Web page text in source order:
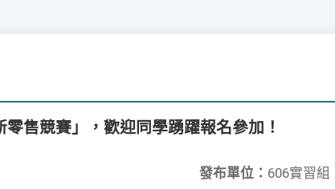
售競賽」，歡迎同學踴躍報名參加！
發布單位： 606實習組